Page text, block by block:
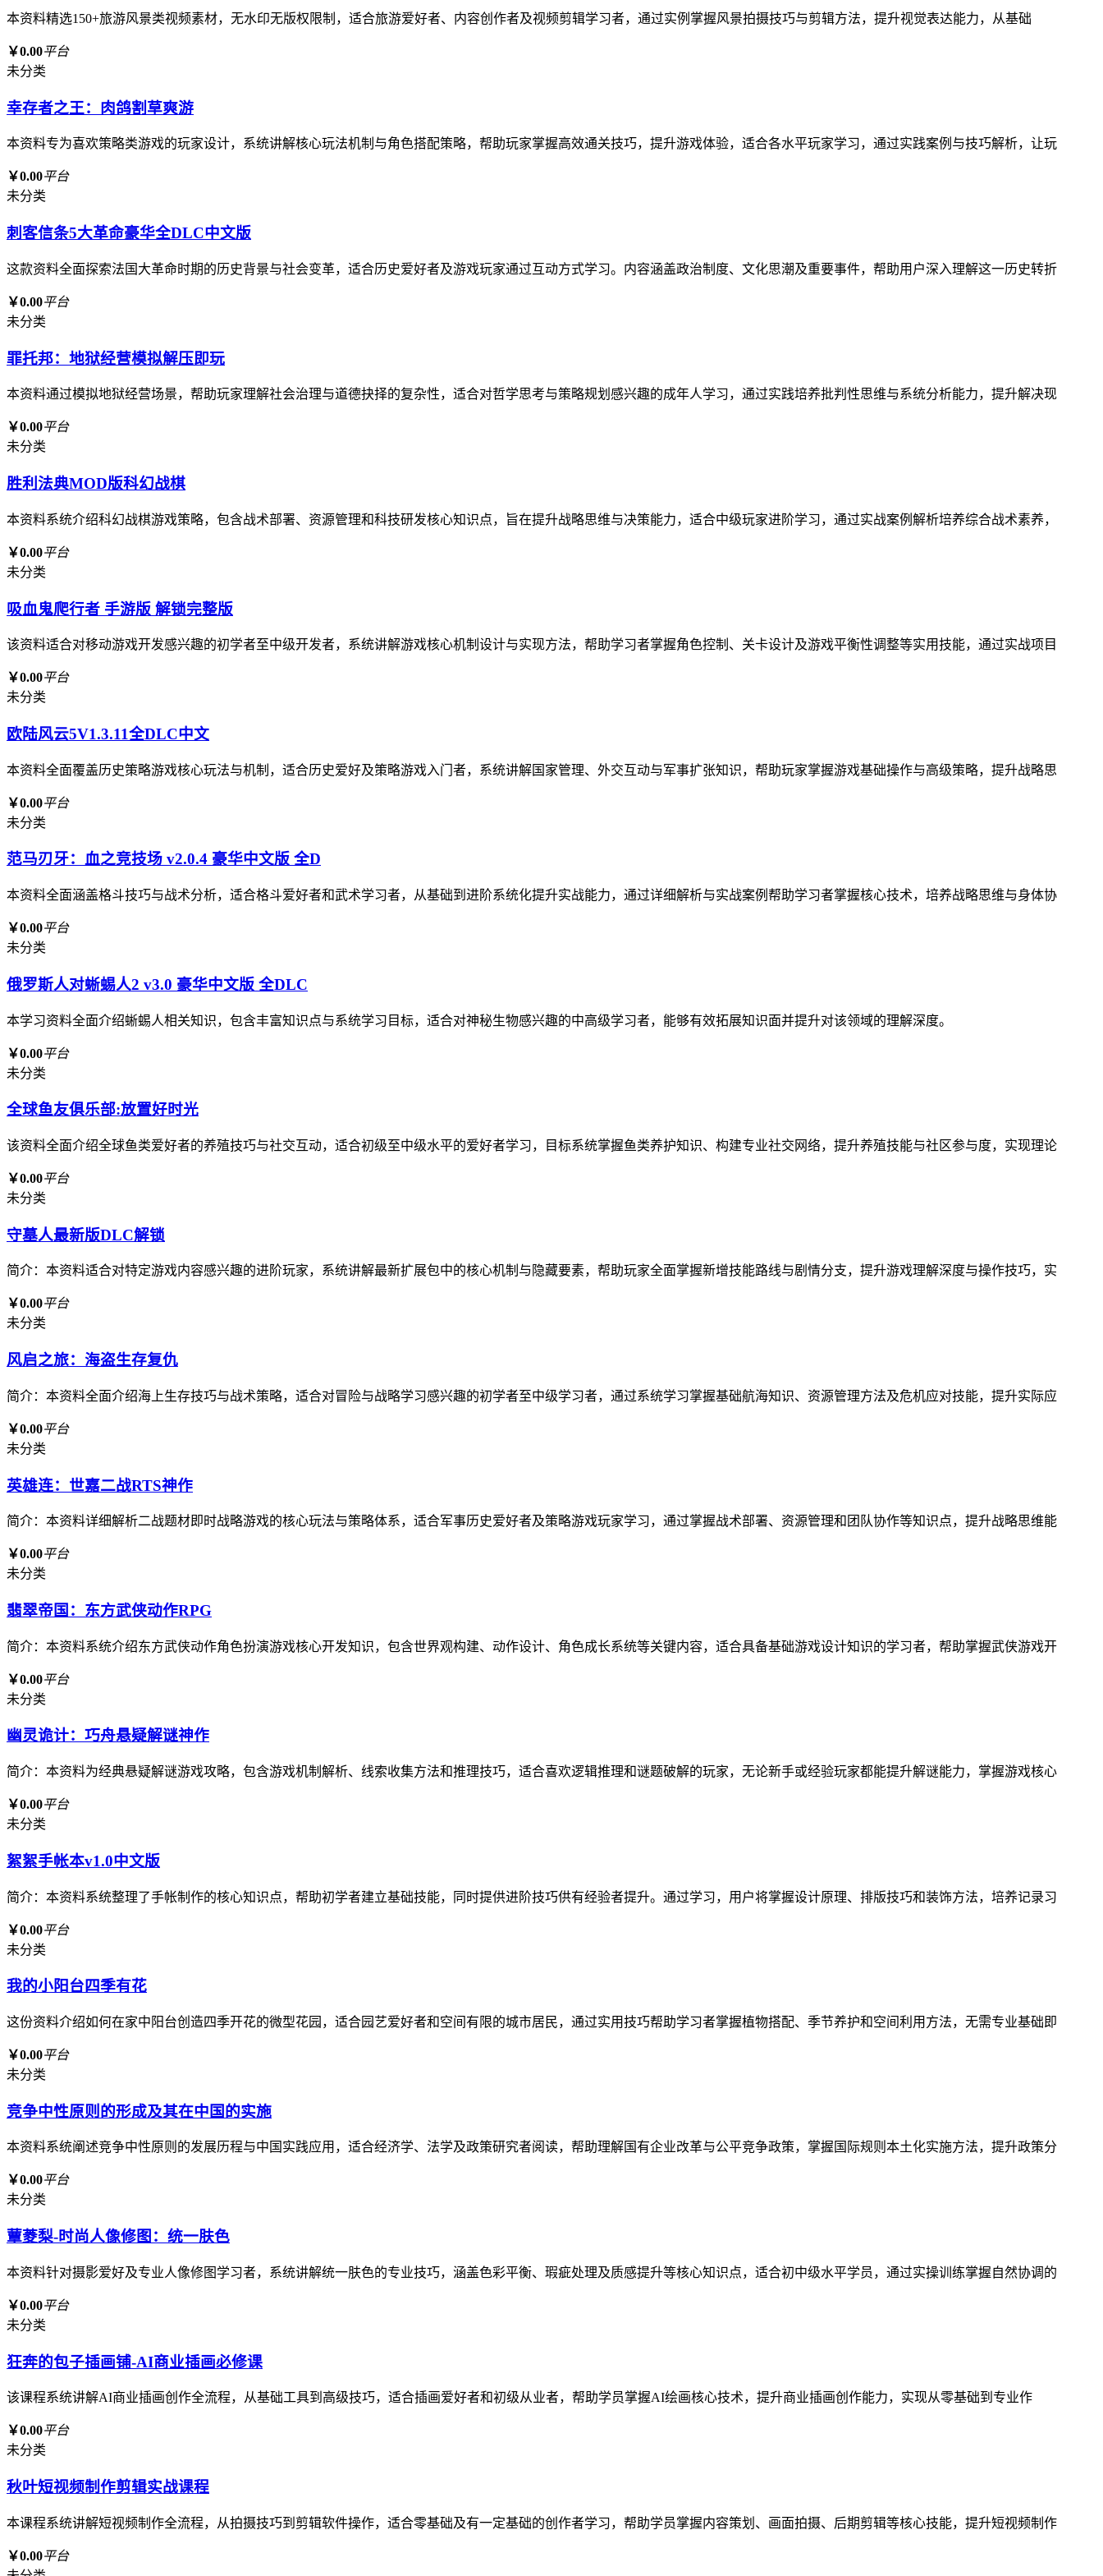
本资料精选150+旅游风景类视频素材，无水印无版权限制，适合旅游爱好者、内容创作者及视频剪辑学习者，通过实例掌握风景拍摄技巧与剪辑方法，提升视觉表达能力，从基础
￥0.00平台
未分类
幸存者之王：肉鸽割草爽游
本资料专为喜欢策略类游戏的玩家设计，系统讲解核心玩法机制与角色搭配策略，帮助玩家掌握高效通关技巧，提升游戏体验，适合各水平玩家学习，通过实践案例与技巧解析，让玩
￥0.00平台
未分类
刺客信条5大革命豪华全DLC中文版
这款资料全面探索法国大革命时期的历史背景与社会变革，适合历史爱好者及游戏玩家通过互动方式学习。内容涵盖政治制度、文化思潮及重要事件，帮助用户深入理解这一历史转折
￥0.00平台
未分类
罪托邦：地狱经营模拟解压即玩
本资料通过模拟地狱经营场景，帮助玩家理解社会治理与道德抉择的复杂性，适合对哲学思考与策略规划感兴趣的成年人学习，通过实践培养批判性思维与系统分析能力，提升解决现
￥0.00平台
未分类
胜利法典MOD版科幻战棋
本资料系统介绍科幻战棋游戏策略，包含战术部署、资源管理和科技研发核心知识点，旨在提升战略思维与决策能力，适合中级玩家进阶学习，通过实战案例解析培养综合战术素养，
￥0.00平台
未分类
吸血鬼爬行者 手游版 解锁完整版
该资料适合对移动游戏开发感兴趣的初学者至中级开发者，系统讲解游戏核心机制设计与实现方法，帮助学习者掌握角色控制、关卡设计及游戏平衡性调整等实用技能，通过实战项目
￥0.00平台
未分类
欧陆风云5V1.3.11全DLC中文
本资料全面覆盖历史策略游戏核心玩法与机制，适合历史爱好及策略游戏入门者，系统讲解国家管理、外交互动与军事扩张知识，帮助玩家掌握游戏基础操作与高级策略，提升战略思
￥0.00平台
未分类
范马刃牙：血之竞技场 v2.0.4 豪华中文版 全D
本资料全面涵盖格斗技巧与战术分析，适合格斗爱好者和武术学习者，从基础到进阶系统化提升实战能力，通过详细解析与实战案例帮助学习者掌握核心技术，培养战略思维与身体协
￥0.00平台
未分类
俄罗斯人对蜥蜴人2 v3.0 豪华中文版 全DLC
本学习资料全面介绍蜥蜴人相关知识，包含丰富知识点与系统学习目标，适合对神秘生物感兴趣的中高级学习者，能够有效拓展知识面并提升对该领域的理解深度。
￥0.00平台
未分类
全球鱼友俱乐部:放置好时光
该资料全面介绍全球鱼类爱好者的养殖技巧与社交互动，适合初级至中级水平的爱好者学习，目标系统掌握鱼类养护知识、构建专业社交网络，提升养殖技能与社区参与度，实现理论
￥0.00平台
未分类
守墓人最新版DLC解锁
简介：本资料适合对特定游戏内容感兴趣的进阶玩家，系统讲解最新扩展包中的核心机制与隐藏要素，帮助玩家全面掌握新增技能路线与剧情分支，提升游戏理解深度与操作技巧，实
￥0.00平台
未分类
风启之旅：海盗生存复仇
简介：本资料全面介绍海上生存技巧与战术策略，适合对冒险与战略学习感兴趣的初学者至中级学习者，通过系统学习掌握基础航海知识、资源管理方法及危机应对技能，提升实际应
￥0.00平台
未分类
英雄连：世嘉二战RTS神作
简介：本资料详细解析二战题材即时战略游戏的核心玩法与策略体系，适合军事历史爱好者及策略游戏玩家学习，通过掌握战术部署、资源管理和团队协作等知识点，提升战略思维能
￥0.00平台
未分类
翡翠帝国：东方武侠动作RPG
简介：本资料系统介绍东方武侠动作角色扮演游戏核心开发知识，包含世界观构建、动作设计、角色成长系统等关键内容，适合具备基础游戏设计知识的学习者，帮助掌握武侠游戏开
￥0.00平台
未分类
幽灵诡计：巧舟悬疑解谜神作
简介：本资料为经典悬疑解谜游戏攻略，包含游戏机制解析、线索收集方法和推理技巧，适合喜欢逻辑推理和谜题破解的玩家，无论新手或经验玩家都能提升解谜能力，掌握游戏核心
￥0.00平台
未分类
絮絮手帐本v1.0中文版
简介：本资料系统整理了手帐制作的核心知识点，帮助初学者建立基础技能，同时提供进阶技巧供有经验者提升。通过学习，用户将掌握设计原理、排版技巧和装饰方法，培养记录习
￥0.00平台
未分类
我的小阳台四季有花
这份资料介绍如何在家中阳台创造四季开花的微型花园，适合园艺爱好者和空间有限的城市居民，通过实用技巧帮助学习者掌握植物搭配、季节养护和空间利用方法，无需专业基础即
￥0.00平台
未分类
竞争中性原则的形成及其在中国的实施
本资料系统阐述竞争中性原则的发展历程与中国实践应用，适合经济学、法学及政策研究者阅读，帮助理解国有企业改革与公平竞争政策，掌握国际规则本土化实施方法，提升政策分
￥0.00平台
未分类
蕈菱梨-时尚人像修图：统一肤色
本资料针对摄影爱好及专业人像修图学习者，系统讲解统一肤色的专业技巧，涵盖色彩平衡、瑕疵处理及质感提升等核心知识点，适合初中级水平学员，通过实操训练掌握自然协调的
￥0.00平台
未分类
狂奔的包子插画铺-AI商业插画必修课
该课程系统讲解AI商业插画创作全流程，从基础工具到高级技巧，适合插画爱好者和初级从业者，帮助学员掌握AI绘画核心技术，提升商业插画创作能力，实现从零基础到专业作
￥0.00平台
未分类
秋叶短视频制作剪辑实战课程
本课程系统讲解短视频制作全流程，从拍摄技巧到剪辑软件操作，适合零基础及有一定基础的创作者学习，帮助学员掌握内容策划、画面拍摄、后期剪辑等核心技能，提升短视频制作
￥0.00平台